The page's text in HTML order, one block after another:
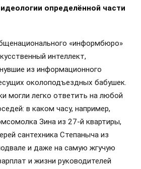
определённой части
«информбюро»
интеллект,
из информационного
околоподъездных бабушек.
могли легко ответить на любой
в каком часу, например,
Зина из 27-й квартиры,
сантехника Степаныча из
и даже на самую жгучую
и жизни руководителей